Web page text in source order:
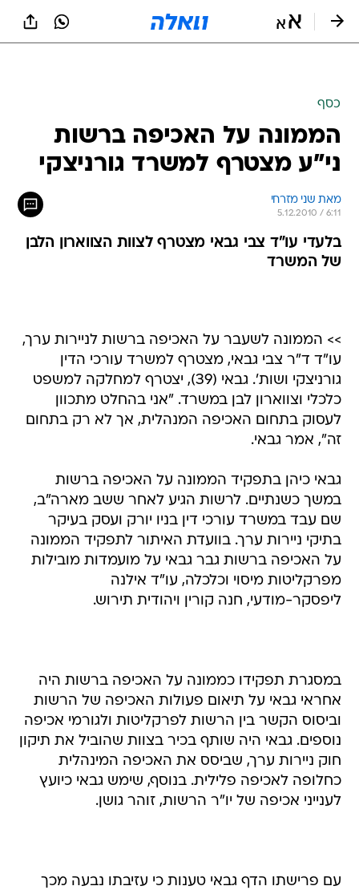
כסף
הממונה על האכיפה ברשות
ני"ע מצטרף למשרד גורניצקי
מאת שני מזרחי
5.12.2010 / 6:11
בלעדי עו"ד צבי גבאי מצטרף לצוות הצווארון הלבן
של המשרד
>> הממונה לשעבר על האכיפה ברשות לניירות ערך,
עו"ד ד"ר צבי גבאי, מצטרף למשרד עורכי הדין
גורניצקי ושות'. גבאי (39), יצטרף למחלקה למשפט
כלכלי וצווארון לבן במשרד. "אני בהחלט מתכוון
לעסוק בתחום האכיפה המנהלית, אך לא רק בתחום
זה", אמר גבאי.
גבאי כיהן בתפקיד הממונה על האכיפה ברשות
במשך כשנתיים. לרשות הגיע לאחר ששב מארה"ב,
שם עבד במשרד עורכי דין בניו יורק ועסק בעיקר
בתיקי ניירות ערך. בוועדת האיתור לתפקיד הממונה
על האכיפה ברשות גבר גבאי על מועמדות מובילות
מפרקליטות מיסוי וכלכלה, עו"ד אילנה
ליפסקר-מודעי, חנה קורין ויהודית תירוש.
במסגרת תפקידו כממונה על האכיפה ברשות היה
אחראי גבאי על תיאום פעולות האכיפה של הרשות
וביסוס הקשר בין הרשות לפרקליטות ולגורמי אכיפה
נוספים. גבאי היה שותף בכיר בצוות שהוביל את תיקון
חוק ניירות ערך, שביסס את האכיפה המינהלית
כחלופה לאכיפה פלילית. בנוסף, שימש גבאי כיועץ
לענייני אכיפה של יו"ר הרשות, זוהר גושן.
עם פרישתו הדף גבאי טענות כי עזיבתו נבעה מכך